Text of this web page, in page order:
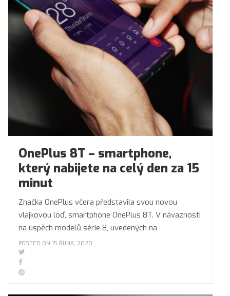
OnePlus 8T – smartphone,
který nabijete na celý den za 15
minut
Značka OnePlus včera představila svou novou
vlajkovou loď, smartphone OnePlus 8T. V návaznosti
na úspěch modelů série 8, uvedených na
POSTED ON 15 ŘÍJNA, 2020